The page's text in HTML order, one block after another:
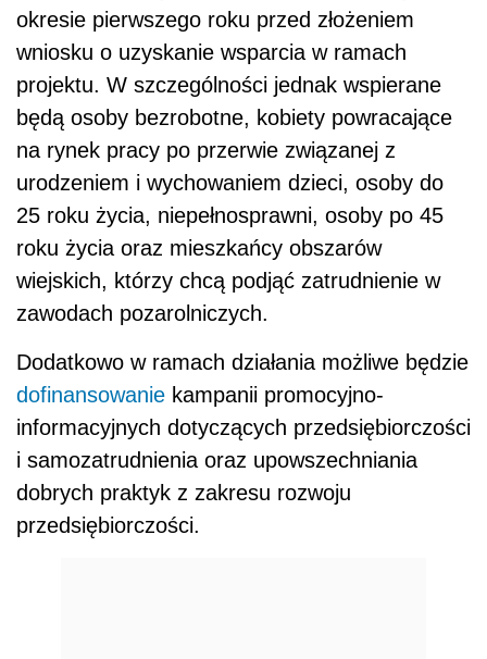
okresie pierwszego roku przed złożeniem
wniosku o uzyskanie wsparcia w ramach
projektu. W szczególności jednak wspierane
będą osoby bezrobotne, kobiety powracające
na rynek pracy po przerwie związanej z
urodzeniem i wychowaniem dzieci, osoby do
25 roku życia, niepełnosprawni, osoby po 45
roku życia oraz mieszkańcy obszarów
wiejskich, którzy chcą podjąć zatrudnienie w
zawodach pozarolniczych.
Dodatkowo w ramach działania możliwe będzie
dofinansowanie kampanii promocyjno-
informacyjnych dotyczących przedsiębiorczości
i samozatrudnienia oraz upowszechniania
dobrych praktyk z zakresu rozwoju
przedsiębiorczości.